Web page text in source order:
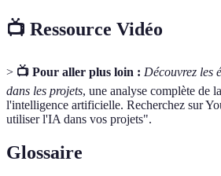
📺 Ressource Vidéo
> 📺 Pour aller plus loin : Découvrez les
dans les projets, une analyse complète de
l'intelligence artificielle. Recherchez sur
utiliser l'IA dans vos projets".
Glossaire